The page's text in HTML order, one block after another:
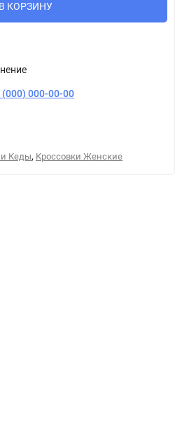
В КОРЗИНУ
(000) 000-00-00
и Кеды, Кроссовки Женские